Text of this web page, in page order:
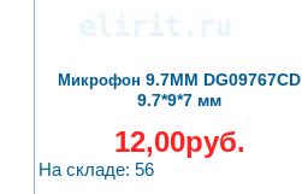
Микрофон 9.7ММ DG09767CD
9.7*9*7 мм
12,00руб.
На складе: 56